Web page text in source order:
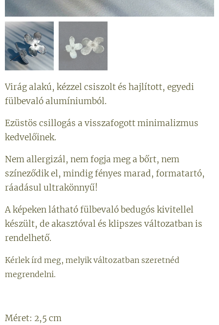
Virág alakú, kézzel csiszolt és hajlított, egyedi
fülbevaló alumíniumból.
Ezüstös csillogás a visszafogott minimalizmus
kedvelőinek.
Nem allergizál, nem fogja meg a bőrt, nem
színeződik el, mindig fényes marad, formatartó,
ráadásul ultrakönnyű!
A képeken látható fülbevaló bedugós kivitellel
készült, de akasztóval és klipszes változatban is
rendelhető.
Kérlek írd meg, melyik változatban szeretnéd
megrendelni.
Méret: 2,5 cm